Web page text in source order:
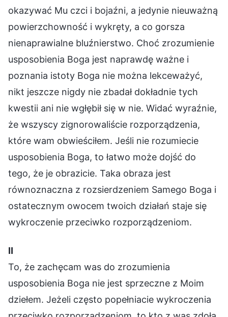
okazywać Mu czci i bojaźni, a jedynie nieuważną
powierzchowność i wykręty, a co gorsza
nienaprawialne bluźnierstwo. Choć zrozumienie
usposobienia Boga jest naprawdę ważne i
poznania istoty Boga nie można lekceważyć,
nikt jeszcze nigdy nie zbadał dokładnie tych
kwestii ani nie wgłębił się w nie. Widać wyraźnie,
że wszyscy zignorowaliście rozporządzenia,
które wam obwieściłem. Jeśli nie rozumiecie
usposobienia Boga, to łatwo może dojść do
tego, że je obrazicie. Taka obraza jest
równoznaczna z rozsierdzeniem Samego Boga i
ostatecznym owocem twoich działań staje się
wykroczenie przeciwko rozporządzeniom.
Ⅱ
To, że zachęcam was do zrozumienia
usposobienia Boga nie jest sprzeczne z Moim
dziełem. Jeżeli często popełniacie wykroczenia